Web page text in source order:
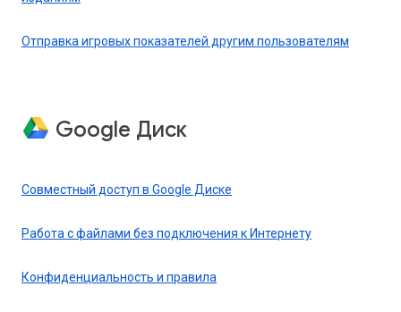
Отправка игровых показателей другим пользователям
Google Диск
Совместный доступ в Google Диске
Работа с файлами без подключения к Интернету
Конфиденциальность и правила